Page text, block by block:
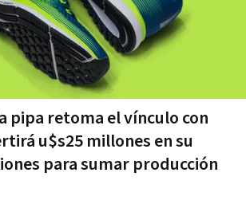
pipa retoma el vínculo con
u$s25 millones en su
para sumar producción